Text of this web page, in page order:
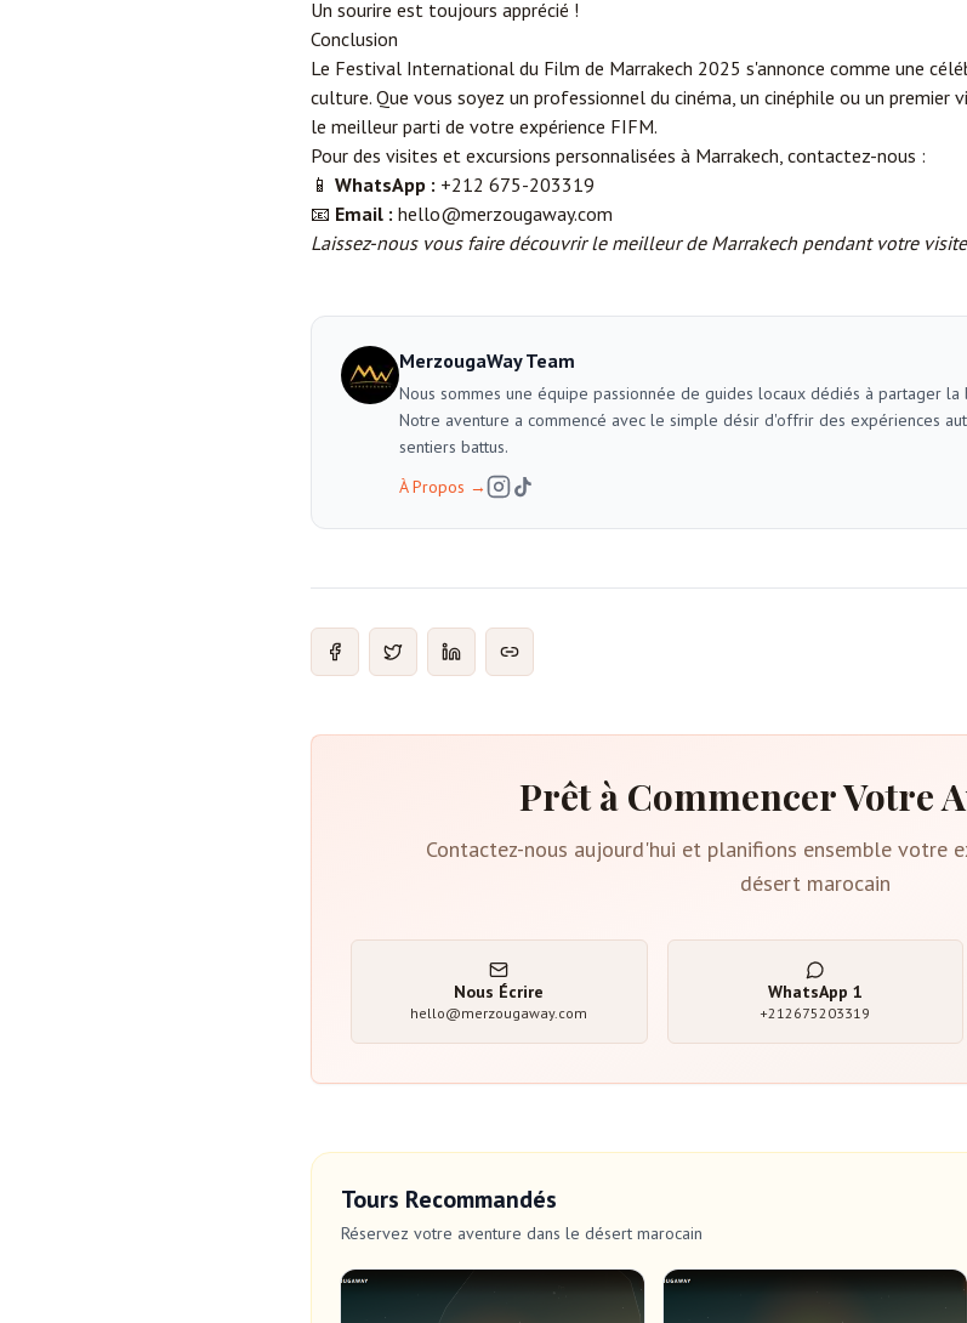
Un sourire est toujours apprécié !
Conclusion
Le Festival International du Film de Marrakech 2025 s'annonce comme une
culture. Que vous soyez un professionnel du cinéma, un cinéphile ou un premier
le meilleur parti de votre expérience FIFM.
Pour des visites et excursions personnalisées à Marrakech, contactez-nous :
📱 WhatsApp : +212 675-203319
📧 Email : hello@merzougaway.com
Laissez-nous vous faire découvrir le meilleur de Marrakech pendant votre
MerzougaWay Team
Nous sommes une équipe passionnée de guides locaux dédiés à partager
Notre aventure a commencé avec le simple désir d'offrir des expériences
sentiers battus.
À Propos →
Prêt à Commencer Votre
Contactez-nous aujourd'hui et planifions ensemble votre
désert marocain
Nous Écrire
hello@merzougaway.com
WhatsApp 1
+212675203319
Tours Recommandés
Réservez votre aventure dans le désert marocain